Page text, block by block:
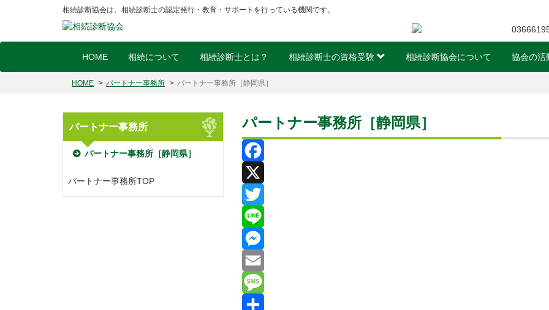
相続診断協会は、相続診断士の認定発行・教育・サポートを行っている機関です。
HOME 相続について 相続診断士とは？ 相続診断士の資格受験 相続診断協会について 協会の活
HOME パートナー事務所 パートナー事務所［静岡県］
パートナー事務所［静岡県］
Facebook
X
Twitter
Line
Messenger
Email
Message
パートナー事務所
パートナー事務所［静岡県］
パートナー事務所TOP